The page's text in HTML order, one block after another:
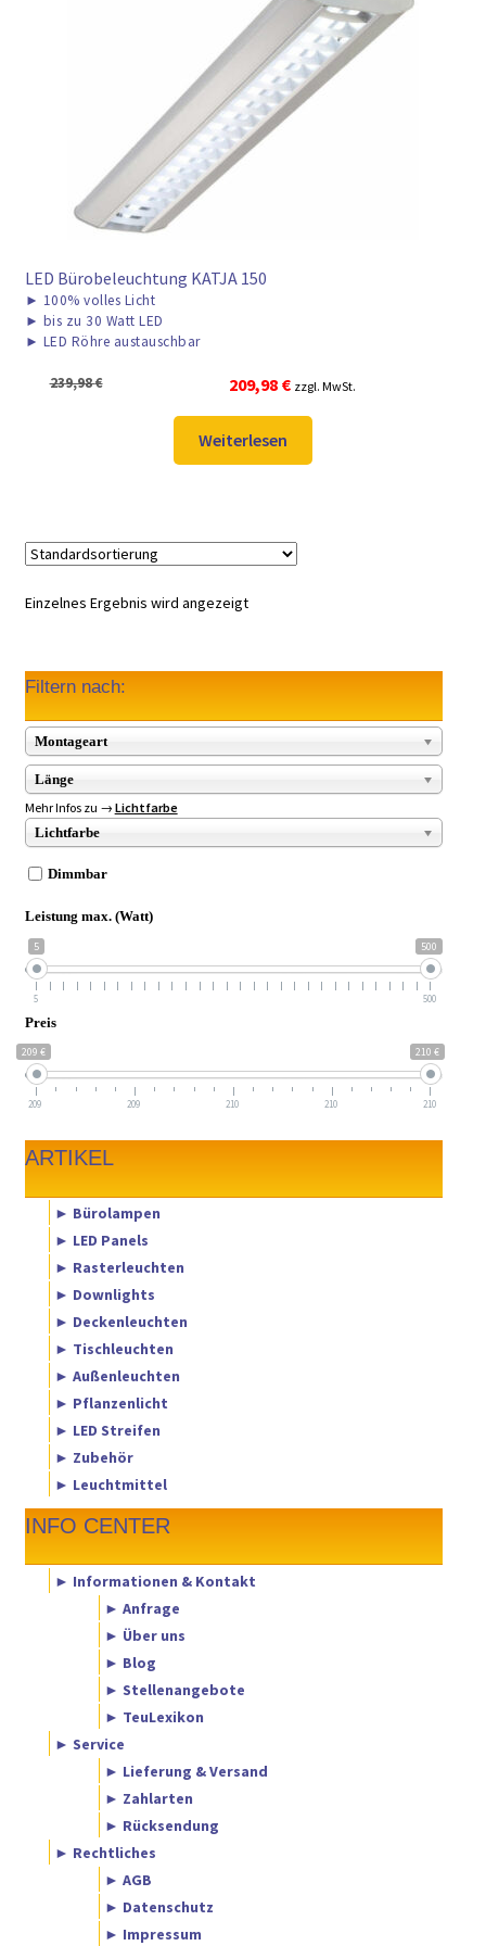
LED Bürobeleuchtung KATJA 150
► 100% volles Licht
► bis zu 30 Watt LED
► LED Röhre austauschbar
239,98€
Ursprünglicher
Preis
war:
239,98 €
209,98 €Aktueller
Preis
209,98 €.
zzgl. MwSt.
Weiterlesen
Einzelnes Ergebnis wird angezeigt
Filtern nach:
Montageart
Länge
Mehr Infos zu → Lichtfarbe
Lichtfarbe
Dimmbar
Leistung max. (Watt)
5 500
5 500
Preis
209 € 210 €
209 209 210 210 210
ARTIKEL
► Bürolampen
► LED Panels
► Rasterleuchten
► Downlights
► Deckenleuchten
► Tischleuchten
► Außenleuchten
► Pflanzenlicht
► LED Streifen
► Zubehör
► Leuchtmittel
INFO CENTER
► Informationen & Kontakt
► Anfrage
► Über uns
► Blog
► Stellenangebote
► TeuLexikon
► Service
► Lieferung & Versand
► Zahlarten
► Rücksendung
► Rechtliches
► AGB
► Datenschutz
► Impressum